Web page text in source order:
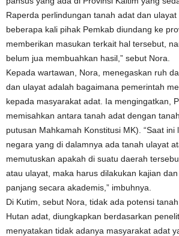
Raperda perlindungan tanah adat dan ulayat
beberapa kali pihak Pemkab diundang ke
memberikan masukan terkait hal tersebut,
belum jua membuahkan hasil,” sebut Nora.
Kepada wartawan, Nora, menegaskan ruh
dan ulayat adalah bagaimana pemerintah
kepada masyarakat adat. Ia mengingatkan,
memisahkan antara tanah adat dengan
putusan Mahkamah Konstitusi MK). “Saat ini
negara yang di dalamnya ada tanah ulayat
memutuskan apakah di suatu daerah
atau ulayat, maka harus dilakukan kajian
panjang secara akademis,” imbuhnya.
Di Kutim, sebut Nora, tidak ada potensi
Hutan adat, diungkapkan berdasarkan
menyatakan tidak adanya masyarakat adat